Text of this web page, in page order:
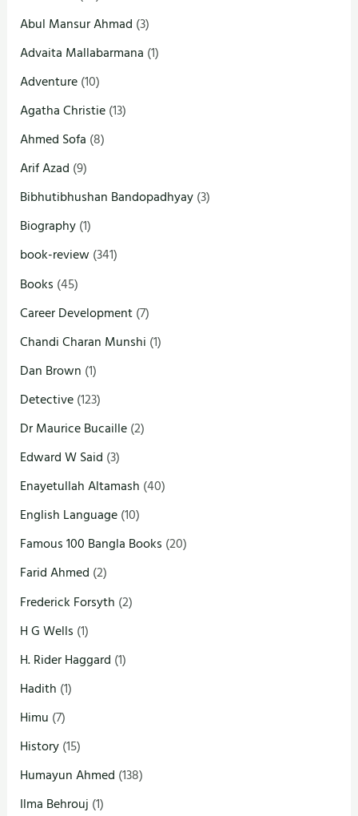
Abul Mansur Ahmad (3)
Advaita Mallabarmana (1)
Adventure(10)
Agatha Christie(13)
Ahmed Sofa (8)
Arif Azad (9)
Bibhutibhushan Bandopadhyay(3)
Biography(1)
book-review(341)
Books (45)
Career Development(7)
Chandi Charan Munshi (1)
Dan Brown (1)
Detective(123)
Dr Maurice Bucaille(2)
Edward W Said (3)
Enayetullah Altamash (40)
English Language(10)
Famous 100 Bangla Books (20)
Farid Ahmed (2)
Frederick Forsyth (2)
H G Wells (1)
H. Rider Haggard (1)
Hadith (1)
Himu (7)
History(15)
Humayun Ahmed (138)
Ilma Behrouj (1)